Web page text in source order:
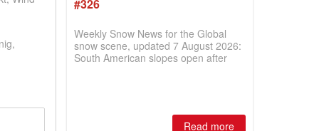
#326
Weekly Snow News for the Global
snow scene, updated 7 August 2026:
South American slopes open after
two outdoor areas still open.
Read more